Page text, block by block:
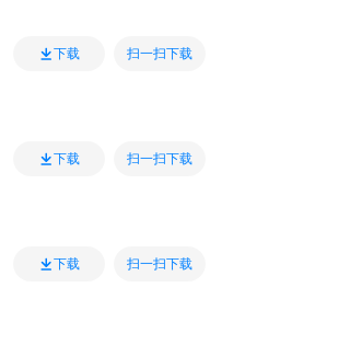
下载 扫一扫下载
下载 扫一扫下载
下载 扫一扫下载